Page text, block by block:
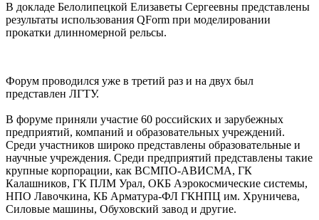
В докладе Белолипецкой Елизаветы Сергеевны представлены
результаты использования QForm при моделировании
прокатки длинномерной рельсы.
Форум проводился уже в третий раз и на двух был
представлен ЛГТУ.
В форуме приняли участие 60 российских и зарубежных
предприятий, компаний и образовательных учреждений.
Среди участников широко представлены образовательные и
научные учреждения. Среди предприятий представлены такие
крупные корпорации, как ВСМПО-АВИСМА, ГК
Калашников, ГК ПЛМ Урал, ОКБ Аэрокосмические системы,
НПО Лавочкина, КБ Арматура-ФЛ ГКНПЦ им. Хруничева,
Силовые машины, Обуховский завод и другие.